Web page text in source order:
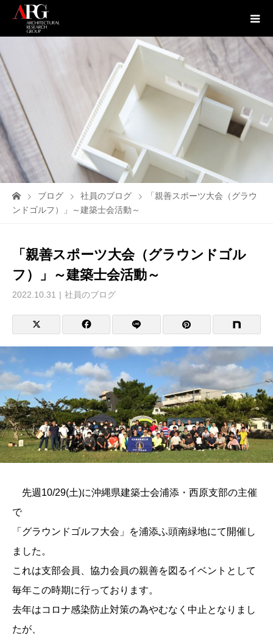
ブログ 社員のブログ
「親善スポーツ大会（グラウ
ンドゴルフ）」～建築士会活動～
「親善スポーツ大会（グラウンドゴル
フ）」～建築士会活動～
2022.10.31 社員のブログ
先週10/29(土)に沖縄県建築士会浦添・西原支部の主催
で
「グラウンドゴルフ大会」を浦添ふ頭南緑地にて開催し
ました。
これは支部会員、協力会員の親善を図るイベントとして
毎年この時期に行っております。
去年はコロナ感染防止対策の為やむなく中止となりまし
たが、